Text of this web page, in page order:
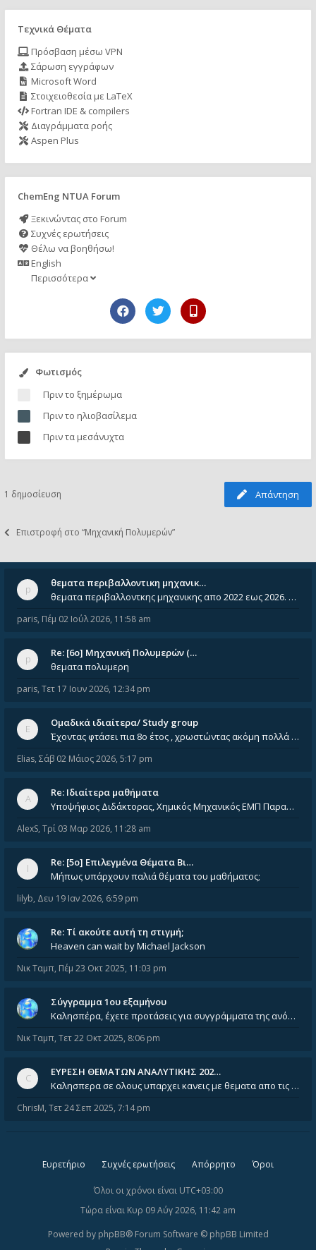
Τεχνικά Θέματα
Πρόσβαση μέσω VPN
Σάρωση εγγράφων
Microsoft Word
Στοιχειοθεσία με LaTeX
Fortran IDE & compilers
Διαγράμματα ροής
Aspen Plus
ChemEng NTUA Forum
Ξεκινώντας στο Forum
Συχνές ερωτήσεις
Θέλω να βοηθήσω!
English
Περισσότερα
Φωτισμός
Πριν το ξημέρωμα
Πριν το ηλιοβασίλεμα
Πριν τα μεσάνυχτα
1 δημοσίευση Απάντηση
Επιστροφή στο “Μηχανική Πολυμερών”
θεματα περιβαλλοντικη μηχανικ…
θεματα περιβαλλοντκης μηχανικης απο 2022 εως 2026. Δεν ειναι μεσα του Σεπτεμβιου του 2025. Αν τα εχει καποιος ας τα ανε
paris, Πέμ 02 Ιούλ 2026, 11:58 am
Re: [6o] Mηχανική Πολυμερών (…
θεματα πολυμερη
paris, Τετ 17 Ιουν 2026, 12:34 pm
Ομαδικά ιδιαίτερα/ Study group
Έχοντας φτάσει πια 8ο έτος , χρωστώντας ακόμη πολλά και χωρίς καμία όρεξη ούτε να διαβάσω μόνος μου ούτε να παρακολουθήσ
Elias, Σάβ 02 Μάιος 2026, 5:17 pm
Re: Ιδιαίτερα μαθήματα
Υποψήφιος Διδάκτορας, Χημικός Μηχανικός ΕΜΠ Παραδίδω ιδιαίτερα μαθήματα μέσης και ανώτατης εκπαίδευσης σε θετικές και τε
AlexS, Τρί 03 Μαρ 2026, 11:28 am
Re: [5ο] Επιλεγμένα Θέματα Βι…
Μήπως υπάρχουν παλιά θέματα του μαθήματος;
lilyb, Δευ 19 Ιαν 2026, 6:59 pm
Re: Tί ακούτε αυτή τη στιγμή;
Heaven can wait by Michael Jackson
Νικ Ταμπ, Πέμ 23 Οκτ 2025, 11:03 pm
Σύγγραμμα 1ου εξαμήνου
Καλησπέρα, έχετε προτάσεις για συγγράμματα της ανόργανης χημείας? Είμαι ανάμεσα σε Λιοδάκη, Chung και Atkins
Νικ Ταμπ, Τετ 22 Οκτ 2025, 8:06 pm
ΕΥΡΕΣΗ ΘΕΜΑΤΩΝ ΑΝΑΛΥΤΙΚΗΣ 202…
Καλησπερα σε ολους υπαρχει κανεις με θεματα απο τις εξετασεις του ιουνιου και σεπτεμβρίου για την αναλυτικη χημεια
ChrisM, Τετ 24 Σεπ 2025, 7:14 pm
Ευρετήριο Συχνές ερωτήσεις Απόρρητο Όροι
Όλοι οι χρόνοι είναι UTC+03:00
Τώρα είναι Κυρ 09 Αύγ 2026, 11:42 am
Powered by phpBB® Forum Software © phpBB Limited